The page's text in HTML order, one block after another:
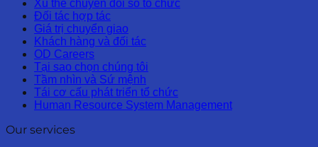
Xu thế chuyển đổi số tổ chức
Đối tác hợp tác
Giá trị chuyển giao
Khách hàng và đối tác
OD Careers
Tại sao chọn chúng tôi
Tầm nhìn và Sứ mệnh
Tái cơ cấu phát triển tổ chức
Human Resource System Management
Our services